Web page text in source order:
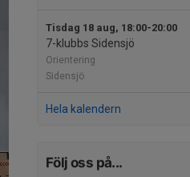
Tisdag 18 aug, 18:00-20:00
7-klubbs Sidensjö
Orientering
Sidensjö
Hela kalendern
Följ oss på...